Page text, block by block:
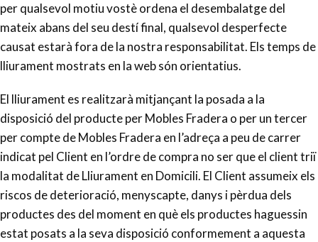
per qualsevol motiu vostè ordena el desembalatge del
mateix abans del seu destí final, qualsevol desperfecte
causat estarà fora de la nostra responsabilitat. Els temps de
lliurament mostrats en la web són orientatius.
El lliurament es realitzarà mitjançant la posada a la
disposició del producte per Mobles Fradera o per un tercer
per compte de Mobles Fradera en l’adreça a peu de carrer
indicat pel Client en l’ordre de compra no ser que el client triï
la modalitat de Lliurament en Domicili. El Client assumeix els
riscos de deterioració, menyscapte, danys i pèrdua dels
productes des del moment en què els productes haguessin
estat posats a la seva disposició conformement a aquesta